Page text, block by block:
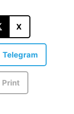
X
Telegram
Print